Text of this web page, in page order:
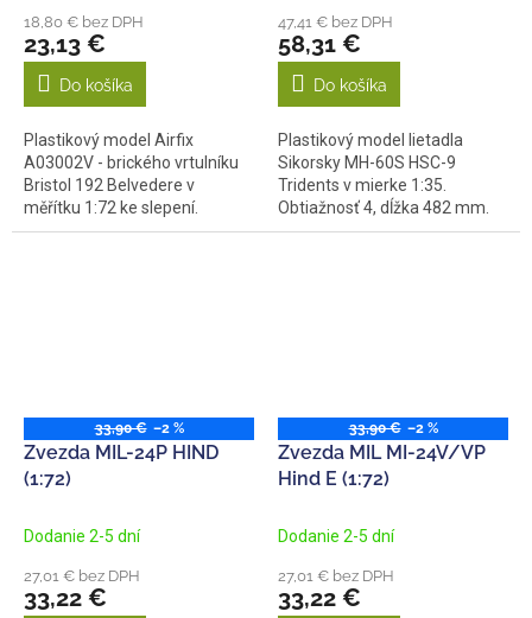
18,80 € bez DPH
23,13 €
Do košíka
Plastikový model Airfix
A03002V - brického vrtulníku
Bristol 192 Belvedere v
měřítku 1:72 ke slepení.
Stavebnice...
47,41 € bez DPH
58,31 €
Do košíka
Plastikový model lietadla
Sikorsky MH-60S HSC-9
Tridents v mierke 1:35.
Obtiažnosť 4, dĺžka 482 mm.
33,90 € –2 %
Zvezda MIL-24P HIND
(1:72)
Dodanie 2-5 dní
27,01 € bez DPH
33,22 €
33,90 € –2 %
Zvezda MIL MI-24V/VP
Hind E (1:72)
Dodanie 2-5 dní
27,01 € bez DPH
33,22 €